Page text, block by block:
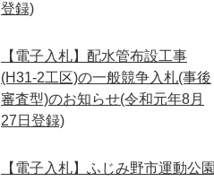
登録)
【電子入札】配水管布設工事
(H31-2工区)の一般競争入札(事後
審査型)のお知らせ(令和元年8月
27日登録)
【電子入札】ふじみ野市運動公園